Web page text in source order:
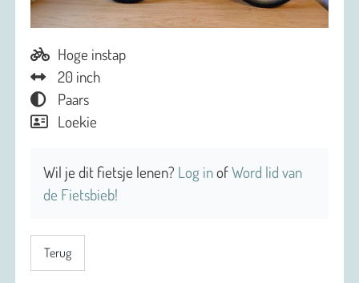
Hoge instap
20 inch
Paars
Loekie
Wil je dit fietsje lenen? Log inofWord lid van
de Fietsbieb!
Terug